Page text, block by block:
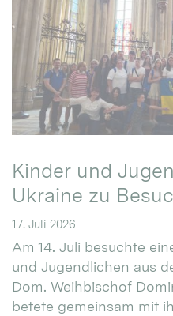
Kinder und
Ukraine zu
17. Juli 2026
Am 14. Juli besuchte
und Jugendlichen aus
Dom. Weihbischof
betete gemeinsam mit